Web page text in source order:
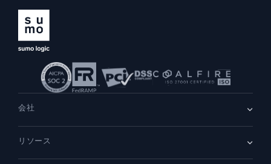
会社
採用情報
リーダーシップ
リソース